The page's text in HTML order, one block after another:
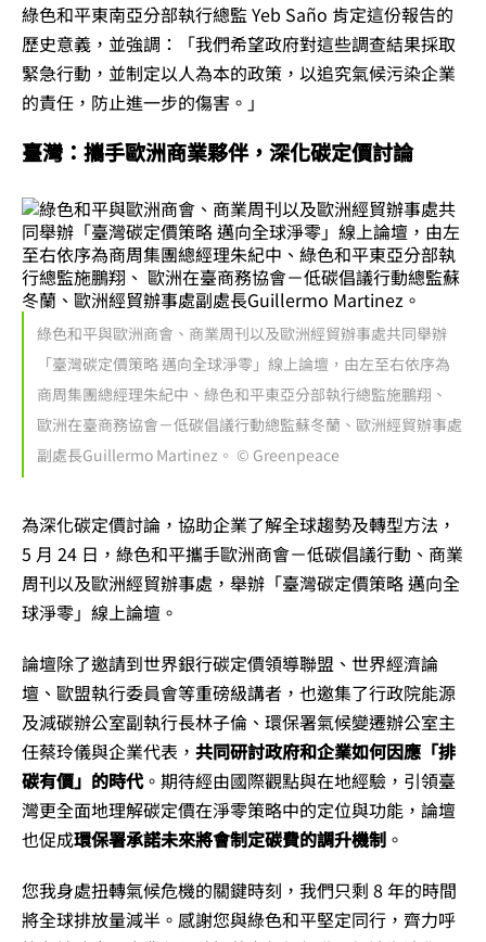
綠色和平東南亞分部執行總監 Yeb Saño 肯定這份報告的
歷史意義，並強調：「我們希望政府對這些調查結果採取
緊急行動，並制定以人為本的政策，以追究氣候污染企業
的責任，防止進一步的傷害。」
臺灣：攜手歐洲商業夥伴，深化碳定價討論
綠色和平與歐洲商會、商業周刊以及歐洲經貿辦事處共同舉辦
「臺灣碳定價策略 邁向全球淨零」線上論壇，由左至右依序為
商周集團總經理朱紀中、綠色和平東亞分部執行總監施鵬翔、
歐洲在臺商務協會－低碳倡議行動總監蘇冬蘭、歐洲經貿辦事處
副處長Guillermo Martinez。 © Greenpeace
為深化碳定價討論，協助企業了解全球趨勢及轉型方法，
5 月 24 日，綠色和平攜手歐洲商會－低碳倡議行動、商業
周刊以及歐洲經貿辦事處，舉辦「臺灣碳定價策略 邁向全
球淨零」線上論壇。
論壇除了邀請到世界銀行碳定價領導聯盟、世界經濟論
壇、歐盟執行委員會等重磅級講者，也邀集了行政院能源
及減碳辦公室副執行長林子倫、環保署氣候變遷辦公室主
任蔡玲儀與企業代表， 共同研討政府和企業如何因應「排
碳有價」的時代。期待經由國際觀點與在地經驗，引領臺
灣更全面地理解碳定價在淨零策略中的定位與功能，論壇
也促成環保署承諾未來將會制定碳費的調升機制 。
您我身處扭轉氣候危機的關鍵時刻，我們只剩 8 年的時間
將全球排放量減半。感謝您與綠色和平堅定同行，齊力呼